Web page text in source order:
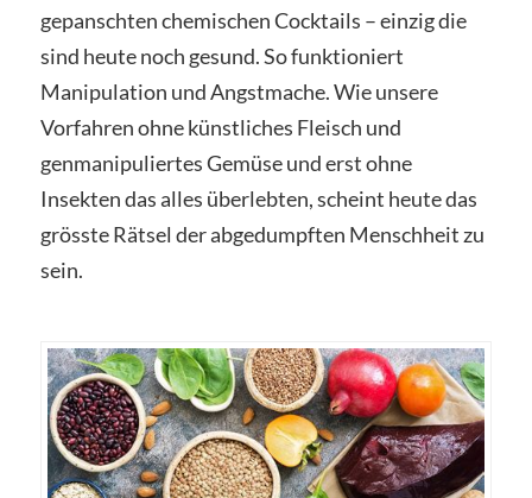
gepanschten chemischen Cocktails – einzig die
sind heute noch gesund. So funktioniert
Manipulation und Angstmache. Wie unsere
Vorfahren ohne künstliches Fleisch und
genmanipuliertes Gemüse und erst ohne
Insekten das alles überlebten, scheint heute das
grösste Rätsel der abgedumpften Menschheit zu
sein.